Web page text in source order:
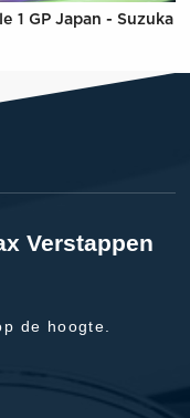
1 GP Japan - Suzuka
Verstappen
de hoogte.